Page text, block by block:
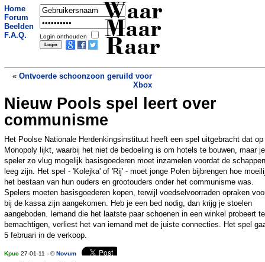
Home
Forum
Beelden
F.A.Q.
Login onthouden
Waar
Maar
Raar
« Ontvoerde schoonzoon geruild voor
Xbox
Twitter geblokkeerd in Egypte
Nieuw Pools spel leert over
communisme
Het Poolse Nationale Herdenkingsinstituut heeft een spel uitgebracht dat op
Monopoly lijkt, waarbij het niet de bedoeling is om hotels te bouwen, maar
speler zo vlug mogelijk basisgoederen moet inzamelen voordat de schappen
leeg zijn. Het spel - 'Kolejka' of 'Rij' - moet jonge Polen bijbrengen hoe
het bestaan van hun ouders en grootouders onder het communisme was.
Spelers moeten basisgoederen kopen, terwijl voedselvoorraden opraken
bij de kassa zijn aangekomen. Heb je een bed nodig, dan krijg je stoelen
aangeboden. Iemand die het laatste paar schoenen in een winkel probeert te
bemachtigen, verliest het van iemand met de juiste connecties. Het spel
5 februari in de verkoop.
Kpuc 27-01-11 - ©Novum